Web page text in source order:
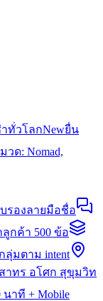
ทั่วโลกNewยื่น
วด: Nomad,
รองลายมือชื่อ
กค้า 500 ข้อ
ลุ่มตาม intent
าทร อโศก สุขุมวิท
นาที + Mobile